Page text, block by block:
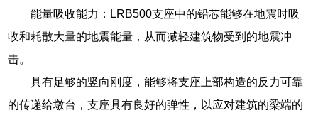
能量吸收能力：LRB500支座中的铅芯能够在地震时吸
收和耗散大量的地震能量，从而减轻建筑物受到的地震冲
击。
具有足够的竖向刚度，能够将支座上部构造的反力可靠
的传递给墩台，支座具有良好的弹性，以应对建筑的梁端的